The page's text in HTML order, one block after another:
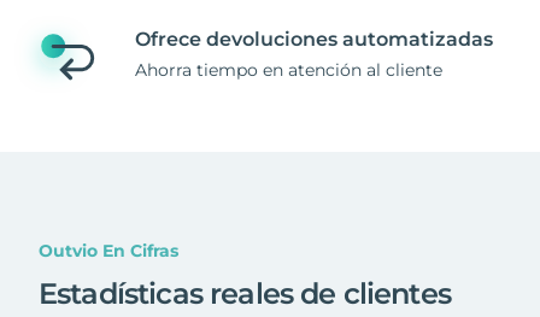
Ofrece devoluciones automatizadas
Ahorra tiempo en atención al cliente
Outvio En Cifras
Estadísticas reales de clientes